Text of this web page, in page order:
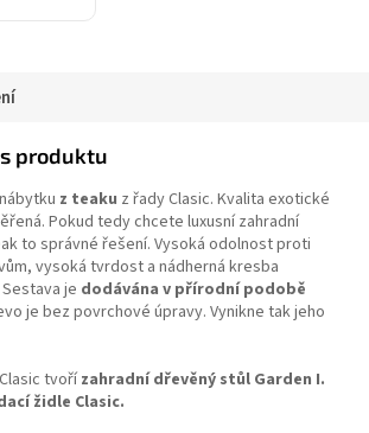
produktu
z teaku z řady Clasic. Kvalita exotické
Pokud tedy chcete luxusní zahradní
to správné řešení. Vysoká odolnost proti
vysoká tvrdost a nádherná kresba
je dodávána v přírodní podobě
je bez povrchové úpravy. Vynikne tak jeho
tvořízahradní dřevěný stůl Garden I.
židle Clasic.